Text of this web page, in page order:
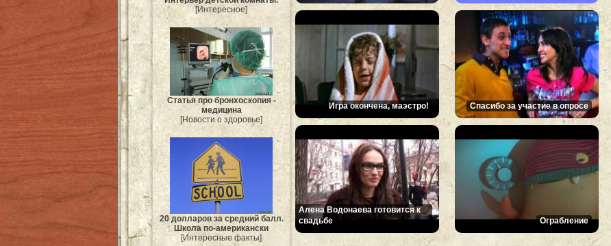
[Интересное]
Статья про бронхоскопия -
медицина
[Новости о здоровье]
20 долларов за средний балл.
Школа по-американски
[Интересные факты]
Игра окончена, маэстро! Спасибо за участие в опросе
Алена Водонаева готовится к
свадьбе
Ограбление